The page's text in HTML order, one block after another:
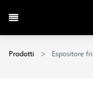
Attiva / disattiva la
Prodotti Espositore